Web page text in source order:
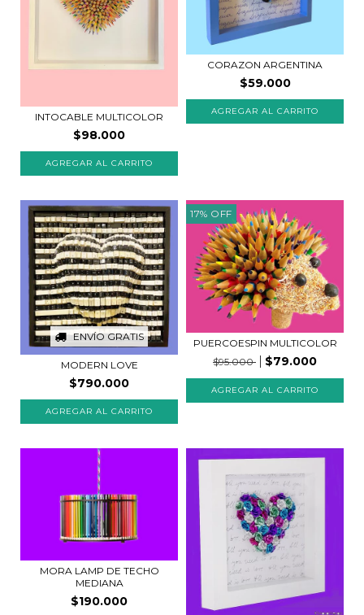
INTOCABLE MULTICOLOR
$98.000
AGREGAR AL CARRITO
CORAZON ARGENTINA
$59.000
ENVÍO GRATIS
MODERN LOVE
$790.000
17% OFF
PUERCOESPIN MULTICOLOR
$95.000
$79.000
AGREGAR AL CARRITO
MORA LAMP DE TECHO
MEDIANA
$190.000